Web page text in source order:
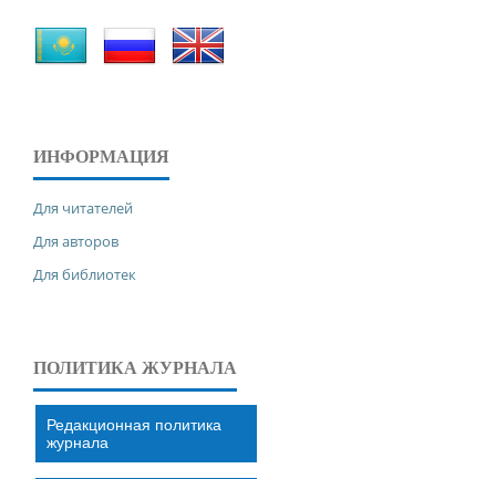
ИНФОРМАЦИЯ
Для читателей
Для авторов
Для библиотек
ПОЛИТИКА ЖУРНАЛА
Редакционная политика
журнала